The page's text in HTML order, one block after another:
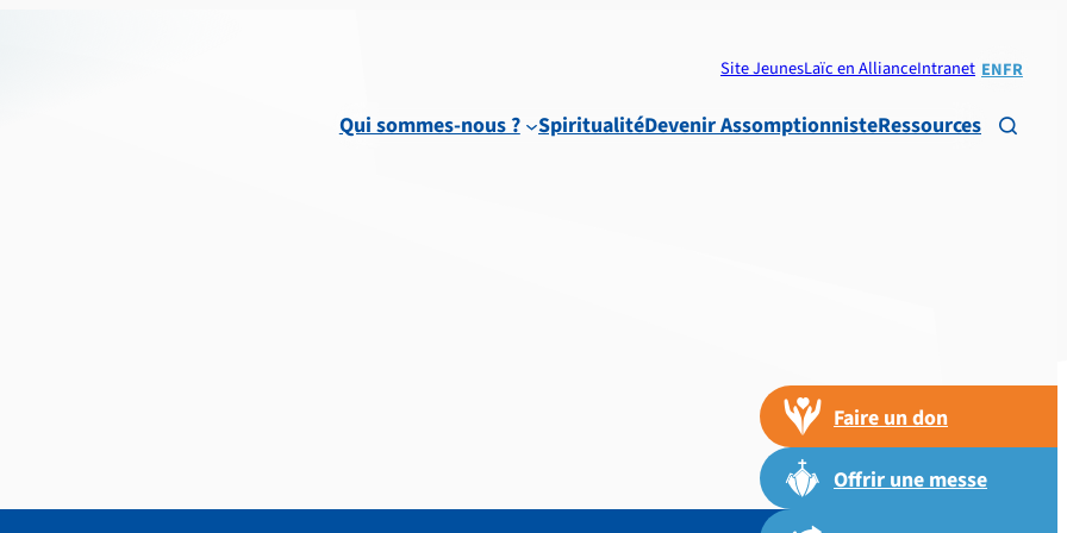
Site JeunesLaïc en AllianceIntranet ENFR
Qui sommes-nous ? SpiritualitéDevenir AssomptionnisteRessources 
Faire un don
Offrir une messe